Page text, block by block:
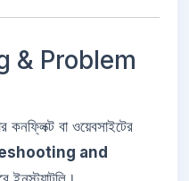
& Problem
বা ওয়েবসাইটের
and